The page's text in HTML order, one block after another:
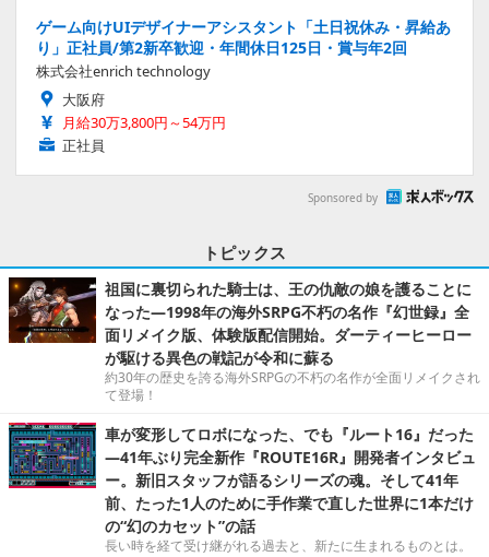
ゲーム向けUIデザイナーアシスタント「土日祝休み・昇給あ
り」正社員/第2新卒歓迎・年間休日125日・賞与年2回
株式会社enrich technology
大阪府
月給30万3,800円～54万円
正社員
Sponsored by
トピックス
祖国に裏切られた騎士は、王の仇敵の娘を護ることに
なった―1998年の海外SRPG不朽の名作『幻世録』全
面リメイク版、体験版配信開始。ダーティーヒーロー
が駆ける異色の戦記が令和に蘇る
約30年の歴史を誇る海外SRPGの不朽の名作が全面リメイクされ
て登場！
車が変形してロボになった、でも『ルート16』だった
―41年ぶり完全新作『ROUTE16R』開発者インタビュ
ー。新旧スタッフが語るシリーズの魂。そして41年
前、たった1人のために手作業で直した世界に1本だけ
の“幻のカセット”の話
長い時を経て受け継がれる過去と、新たに生まれるものとは。